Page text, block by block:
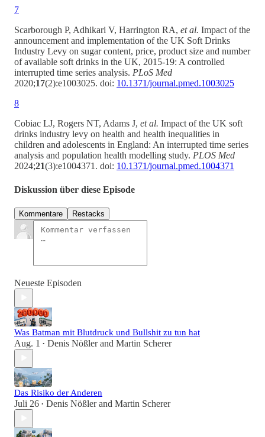
7
Scarborough P, Adhikari V, Harrington RA, et al. Impact of the
announcement and implementation of the UK Soft Drinks
Industry Levy on sugar content, price, product size and number
of available soft drinks in the UK, 2015-19: A controlled
interrupted time series analysis. PLoS Med
2020;17(2):e1003025. doi: 10.1371/journal.pmed.1003025
8
Cobiac LJ, Rogers NT, Adams J, et al. Impact of the UK soft
drinks industry levy on health and health inequalities in
children and adolescents in England: An interrupted time series
analysis and population health modelling study. PLOS Med
2024;21(3):e1004371. doi: 10.1371/journal.pmed.1004371
Diskussion über diese Episode
Kommentare Restacks
Neueste Episoden
Was Batman mit Blutdruck und Bullshit zu tun hat
Aug. 1 • Denis Nößlerand Martin Scherer
Das Risiko der Anderen
Juli 26 • Denis Nößlerand Martin Scherer